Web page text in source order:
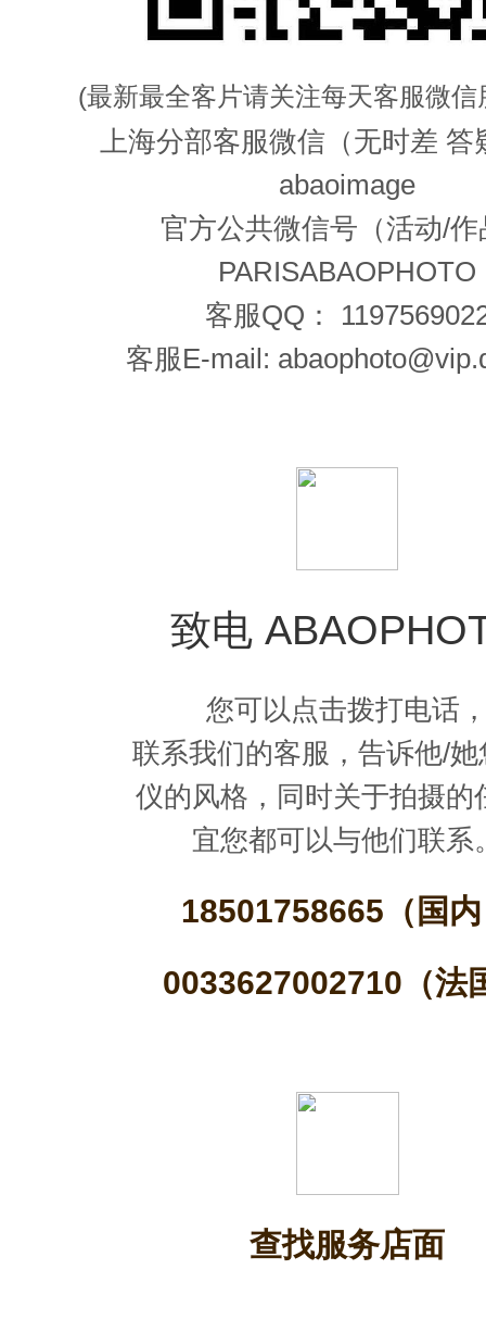
(最新最全客片请关注每天客服微信
上海分部客服微信（无时差 答
abaoimage
官方公共微信号（活动/作
PARISABAOPHOTO
客服QQ：
客服E-mail:
致电
您可以点击拨打电话
联系我们的客服，告诉他/她
仪的风格，同时关于拍摄的
宜您都可以与他们联系
18501758665（国
0033627002710（法
查找服务店面